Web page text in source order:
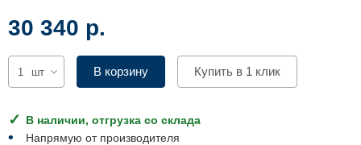
30 340 р.
шт В корзину Купить в 1 клик
В наличии, отгрузка со склада
Напрямую от производителя